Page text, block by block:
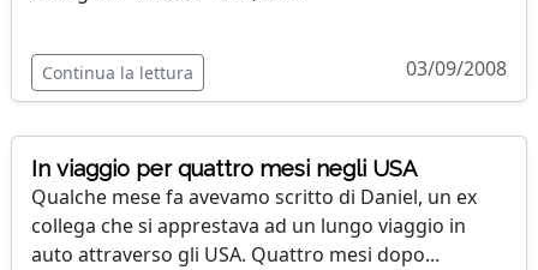
Continua la lettura 03/09/2008
In viaggio per quattro mesi negli USA
Qualche mese fa avevamo scritto di Daniel, un ex
collega che si apprestava ad un lungo viaggio in
auto attraverso gli USA. Quattro mesi dopo...